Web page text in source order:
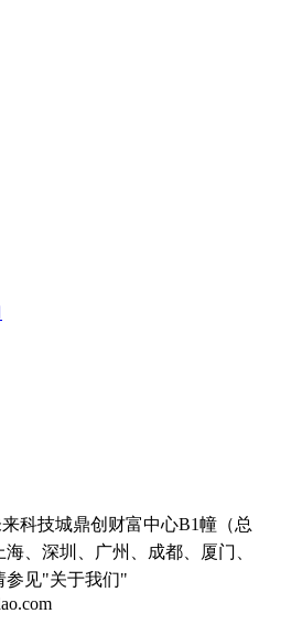
科技城鼎创财富中心B1幢（总
、深圳、广州、成都、厦门、
参见"关于我们"